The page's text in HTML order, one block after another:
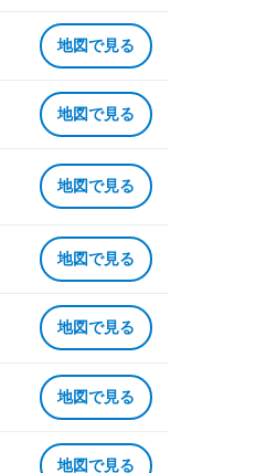
地図で見る
地図で見る
地図で見る
地図で見る
地図で見る
地図で見る
地図で見る